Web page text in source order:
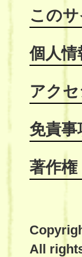
この
個人
アク
免責事
著作権
All